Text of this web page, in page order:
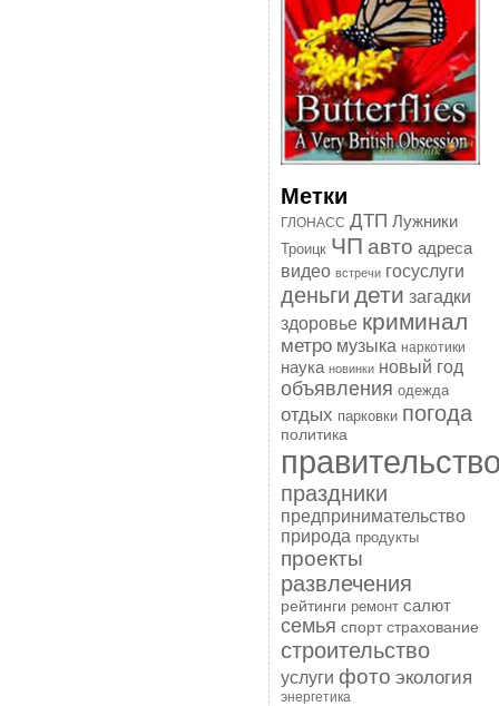
Метки
ГЛОНАСС ДТП Лужники
Троицк ЧП авто адреса
видео встречи госуслуги
деньги дети загадки
здоровье криминал
метро музыка наркотики
наука новинки новый год
объявления одежда
отдых парковки погода
политика
праздники
предпринимательство
природа продукты
проекты
развлечения
рейтинги ремонт салют
семья спорт страхование
строительство
услуги фото экология
энергетика